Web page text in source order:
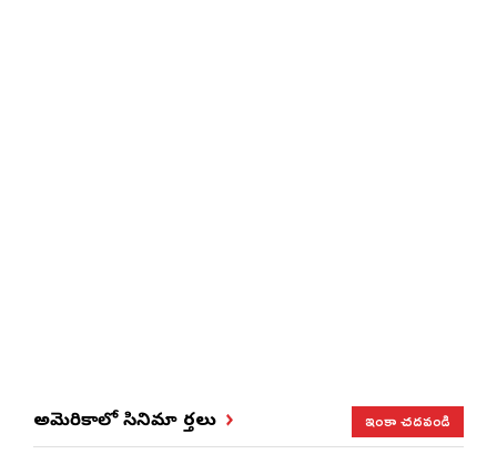
అమెరికాలో సినిమా వార్తలు ఇంకా చదవండి